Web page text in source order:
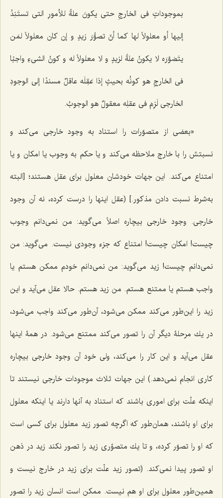
بموجوداتٍ فی الخارجِ حتى یكونَ علةً للأمورِ التی تستَنِدُ
إلیها أو معلولاً لها كما أنّ تصوُّرَ زیدٍ و إن كان معلولاً لمَن
یتَصَوَّرَه لا یكونُ علةً لزیدٍ و لا معلولاً له و كونُ الشی‌ءِ واجبًا
فی الخارجِ هو كونُه بحیثٍ إذا عَقِلَه عاقلٌ مسندًا إلى الوجودِ
الخارجی لَزِمَ فی عقلِه معقولٌ هو الوجوبُ.
«بعضى از متصوّرات را استناد به وجود خارجى مى‌كند و
نسبتش را با خارج ملاحظه مى‌كند و یا حكم به وجوب یا امكان و یا
امتناع مى‌كند. این جهات خودشان معلول براى عقل هستند؛ [البته
به‌شرط نسبت دادن مذکور.] (عقل اینها را درست كرده، نه آن وجود
خارجى. وجود خارجى بیچاره اصلاً مى‌گوید: من نمى‌دانم وجوب
چیست! امكان چیست! امتناع كه جزء وجودى نیست. مى‌گوید: من
نمى‌دانم چیست! زید مى‌گوید: من نمى‌دانم خودم ممكن هستم یا
واجب هستم یا ممتنع هستم. من زید هستم. حالا عقل مى‌آید و این
زید را این‌طور مى‌كند ممکن مى‌شود، آن‌طور مى‌كند واجب مى‌شود،
در یك مرحلۀ دیگر آن را تصور مى‌كند ممتنع مى‌شود. در همۀ اینها
عقل مى‌آید و این كار را مى‌كند، ولى خود آن وجود خارجى بیچاره
كارى انجام نمى‌دهد.) این جهات ثلاث موجودات خارجى نیستند تا
اینكه علّت براى امورى باشند كه استناد به آنها دارند یا اینكه معلول
برای او باشند، همان‌طور كه اگرچه تصور زید معلول براى كسى است
كه او را تصوّر كرده، و تا یك متصوِّرى زید را تصور نكند زید در ذهن
او تصور پیدا نمى‌كند. (تصور زید علّت براى زید در خارج نیست و
همین‌طور معلول براى او هم نیست. ممكن است انسان زید را تصور